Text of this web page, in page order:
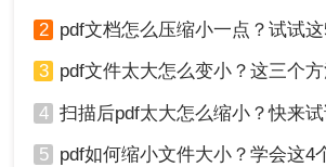
5、设置输出路径，点击“开始压缩”
2 pdf文档怎么压缩小一点？试试这
3 pdf文件太大怎么变小？这三个方法
4 扫描后pdf太大怎么缩小？快来试试
5 pdf如何缩小文件大小？学会这4